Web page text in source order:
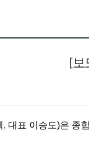
[보
대표 이승도)은 종